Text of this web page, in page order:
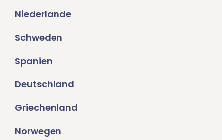
Niederlande
Schweden
Spanien
Deutschland
Griechenland
Norwegen